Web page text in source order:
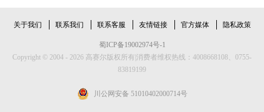
关于我们 联系我们 联系客服 友情链接 官方媒体 隐私政策
蜀ICP备19002974号-1
Copyright © 2004 - 2026 高赛尔版权所有|消费者维权热线：4008668108、0755-
83819199
川公网安备 51010402000714号